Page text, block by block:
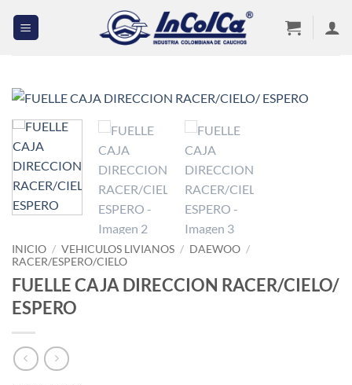
INICIO / VEHICULOS LIVIANOS / DAEWOO /
RACER/ESPERO/CIELO
FUELLE CAJA DIRECCION RACER/CIELO/
ESPERO